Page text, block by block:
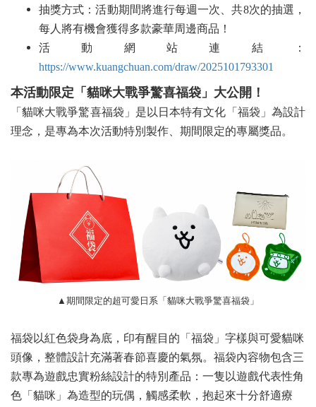
抽獎方式：活動期間將進行每週一次、共8次的抽選，
每人將有機會獲得多款豪華周邊商品！
活動網站連結：
https://www.kuangchuan.com/draw/2025101793301
本活動限定「貓咪大戰爭驚喜福袋」大公開！
「貓咪大戰爭驚喜福袋」是以日本特有文化「福袋」為設計
理念，是專為本次活動特別製作、期間限定的專屬獎品。
▲ 期間限定的超可愛日系「貓咪大戰爭驚喜福袋」
福袋以紅色袋身為底，印有醒目的「福袋」字樣與可愛貓咪
頭像，整體設計充滿著春節喜慶的氣氛。福袋內容物包含三
款專為遊戲忠實粉絲設計的特別產品：一隻以遊戲代表性角
色「貓咪」為造型的玩偶，觸感柔軟，抱起來十分舒適療